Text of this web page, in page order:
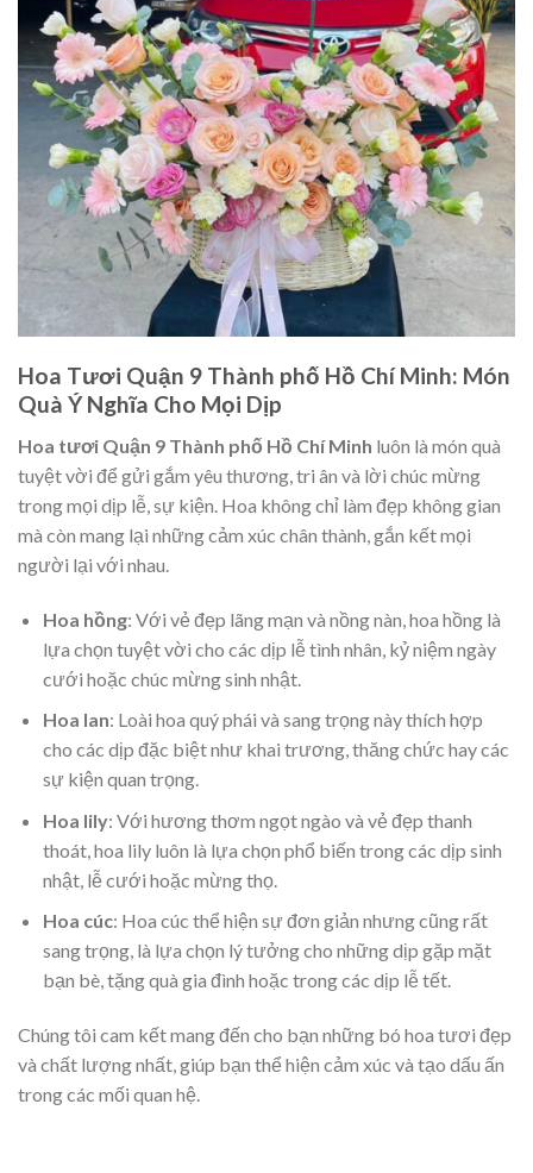
Hoa Tươi Quận 9 Thành phố Hồ Chí Minh: Món
Quà Ý Nghĩa Cho Mọi Dịp
Hoa tươi Quận 9 Thành phố Hồ Chí Minh luôn là món quà
tuyệt vời để gửi gắm yêu thương, tri ân và lời chúc mừng
trong mọi dịp lễ, sự kiện. Hoa không chỉ làm đẹp không gian
mà còn mang lại những cảm xúc chân thành, gắn kết mọi
người lại với nhau.
Hoa hồng: Với vẻ đẹp lãng mạn và nồng nàn, hoa hồng là
lựa chọn tuyệt vời cho các dịp lễ tình nhân, kỷ niệm ngày
cưới hoặc chúc mừng sinh nhật.
Hoa lan: Loài hoa quý phái và sang trọng này thích hợp
cho các dịp đặc biệt như khai trương, thăng chức hay các
sự kiện quan trọng.
Hoa lily: Với hương thơm ngọt ngào và vẻ đẹp thanh
thoát, hoa lily luôn là lựa chọn phổ biến trong các dịp sinh
nhật, lễ cưới hoặc mừng thọ.
Hoa cúc: Hoa cúc thể hiện sự đơn giản nhưng cũng rất
sang trọng, là lựa chọn lý tưởng cho những dịp gặp mặt
bạn bè, tặng quà gia đình hoặc trong các dịp lễ tết.
Chúng tôi cam kết mang đến cho bạn những bó hoa tươi đẹp
và chất lượng nhất, giúp bạn thể hiện cảm xúc và tạo dấu ấn
trong các mối quan hệ.